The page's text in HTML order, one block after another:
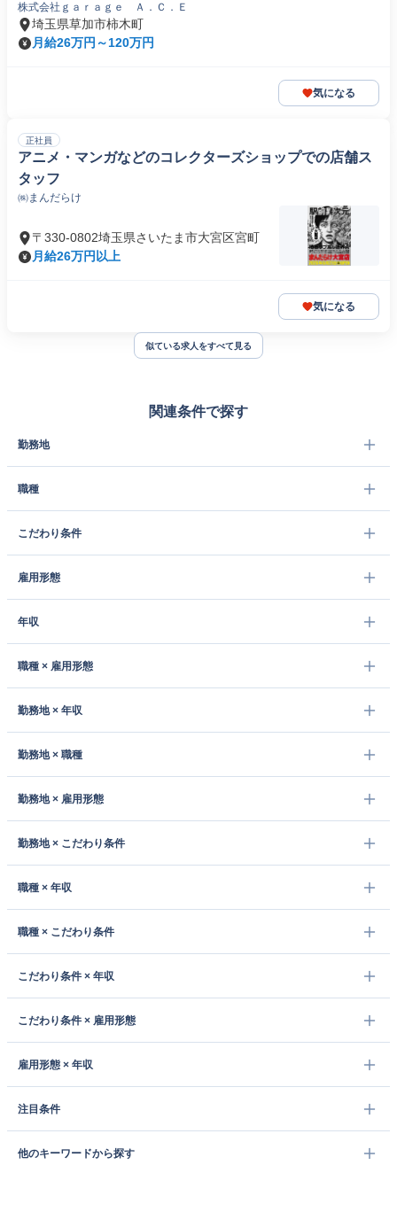
株式会社ｇａｒａｇｅ Ａ．Ｃ．Ｅ
埼玉県草加市柿木町
月給26万円～120万円
気になる
正社員
アニメ・マンガなどのコレクターズショップでの店舗ス
タッフ
㈱まんだらけ
〒330-0802埼玉県さいたま市大宮区宮町
月給26万円以上
気になる
似ている求人をすべて見る
関連条件で探す
勤務地
職種
こだわり条件
雇用形態
年収
職種 × 雇用形態
勤務地 × 年収
勤務地 × 職種
勤務地 × 雇用形態
勤務地 × こだわり条件
職種 × 年収
職種 × こだわり条件
こだわり条件 × 年収
こだわり条件 × 雇用形態
雇用形態 × 年収
注目条件
他のキーワードから探す